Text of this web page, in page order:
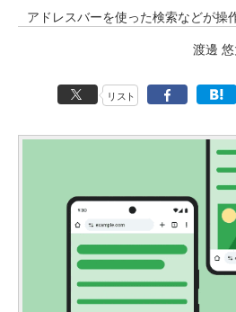
アドレスバーを使った検索などが操
渡邊 悠
リスト